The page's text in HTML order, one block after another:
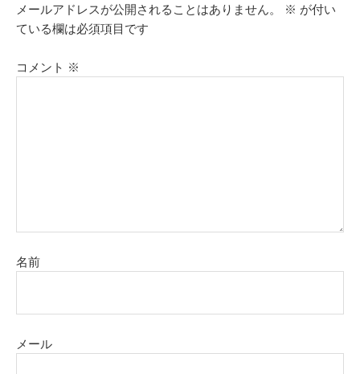
メールアドレスが公開されることはありません。 ※ が付い
ている欄は必須項目です
コメント ※
名前
メール